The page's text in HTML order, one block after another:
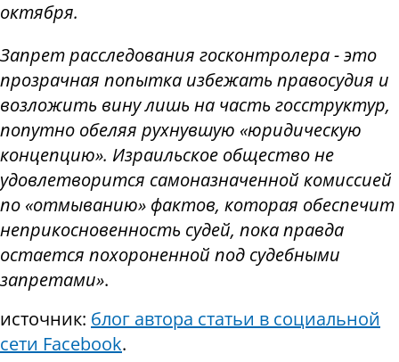
октября.
Запрет расследования госконтролера - это
прозрачная попытка избежать правосудия и
возложить вину лишь на часть госструктур,
попутно обеляя рухнувшую «юридическую
концепцию». Израильское общество не
удовлетворится самоназначенной комиссией
по «отмыванию» фактов, которая обеспечит
неприкосновенность судей, пока правда
остается похороненной под судебными
запретами».
источник: блог автора статьи в социальной
сети Facebook.